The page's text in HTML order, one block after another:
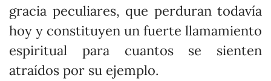
gracia peculiares, que perduran todavía
hoy y constituyen un fuerte llamamiento
espiritual para cuantos se sienten
atraídos por su ejemplo.